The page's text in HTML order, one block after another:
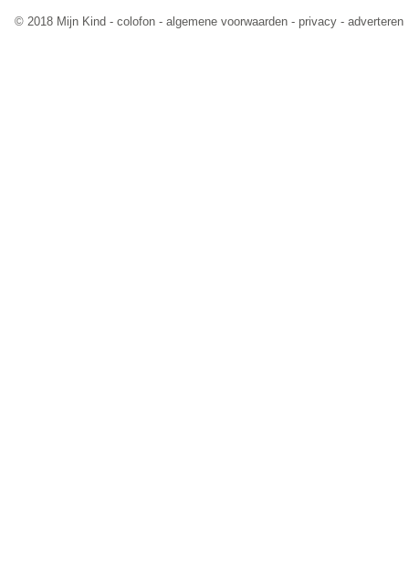
© 2018 Mijn Kind - colofon - algemene voorwaarden - privacy - adverteren